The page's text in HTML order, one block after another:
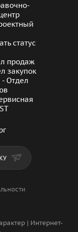
статус
продаж
закупок
Отдел
| Интернет-